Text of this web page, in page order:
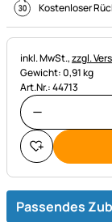
Kostenloser
Steuerhinweis:
inkl. MwSt.,zzgl.
Gewicht: 0,91 kg
Art.Nr.: 44713
Passendes